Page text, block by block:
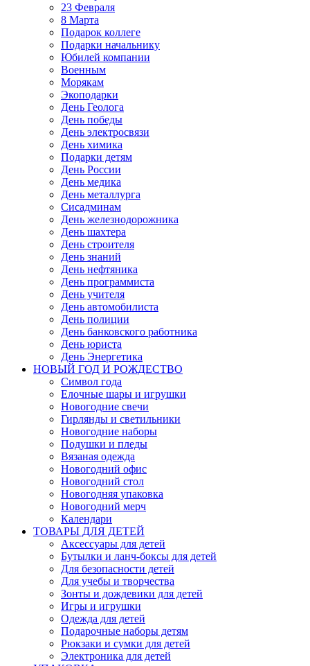
23 Февраля
8 Марта
Подарок коллеге
Подарки начальнику
Юбилей компании
Военным
Морякам
Экоподарки
День Геолога
День победы
День электросвязи
День химика
Подарки детям
День России
День медика
День металлурга
Сисадминам
День железнодорожника
День шахтера
День строителя
День знаний
День нефтяника
День программиста
День учителя
День автомобилиста
День полиции
День банковского работника
День юриста
День Энергетика
НОВЫЙ ГОД И РОЖДЕСТВО
Символ года
Елочные шары и игрушки
Новогодние свечи
Гирлянды и светильники
Новогодние наборы
Подушки и пледы
Вязаная одежда
Новогодний офис
Новогодний стол
Новогодняя упаковка
Новогодний мерч
Календари
ТОВАРЫ ДЛЯ ДЕТЕЙ
Аксессуары для детей
Бутылки и ланч-боксы для детей
Для безопасности детей
Для учебы и творчества
Зонты и дождевики для детей
Игры и игрушки
Одежда для детей
Подарочные наборы детям
Рюкзаки и сумки для детей
Электроника для детей